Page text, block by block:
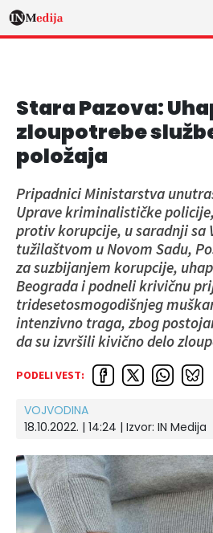
Stara Pazova:
zloupotrebe
položaja
Pripadnici Ministarstva
Uprave kriminalističke
protiv korupcije, u saradnji sa
tužilaštvom u Novom Sadu,
za suzbijanjem korupcije,
Beograda i podneli krivičnu
tridesetosmogodišnjeg
intenzivno traga, zbog
da su izvršili kivično delo
PODELI VEST:
VOJVODINA
18.10.2022. | 14:24 | Izvor: IN Medija